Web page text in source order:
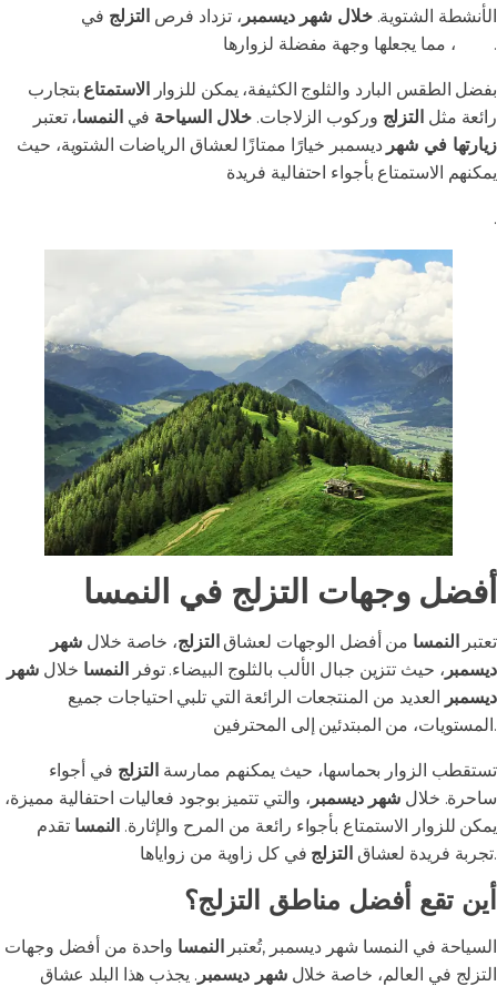
الأنشطة الشتوية.خلال شهر ديسمبر ، تزداد فرص التزلج في
، مما يجعلها وجهة مفضلة لزوارها.
بفضل الطقس البارد والثلوج الكثيفة، يمكن للزوار الاستمتاع بتجارب
رائعة مثل التزلج وركوب الزلاجات. خلال السياحة في النمسا، تعتبر
زيارتها في شهر ديسمبر خيارًا ممتازًا لعشاق الرياضات الشتوية، حيث
يمكنهم الاستمتاع بأجواء احتفالية فريدة
.
أفضل وجهات التزلج في النمسا
تعتبر النمسا من أفضل الوجهات لعشاق التزلج، خاصة خلال شهر
ديسمبر ، حيث تتزين جبال الألب بالثلوج البيضاء. توفر النمسا خلال شهر
ديسمبر العديد من المنتجعات الرائعة التي تلبي احتياجات جميع
المستويات، من المبتدئين إلى المحترفين.
تستقطب الزوار بحماسها، حيث يمكنهم ممارسة التزلج في أجواء
ساحرة. خلال شهر ديسمبر ، والتي تتميز بوجود فعاليات احتفالية مميزة،
يمكن للزوار الاستمتاع بأجواء رائعة من المرح والإثارة. النمسا تقدم
تجربة فريدة لعشاق التزلج في كل زاوية من زواياها.
أين تقع أفضل مناطق التزلج؟
السياحة في النمسا شهر ديسمبر ,تُعتبر النمسا واحدة من أفضل وجهات
التزلج في العالم، خاصة خلالشهر ديسمبر . يجذب هذا البلد عشاق